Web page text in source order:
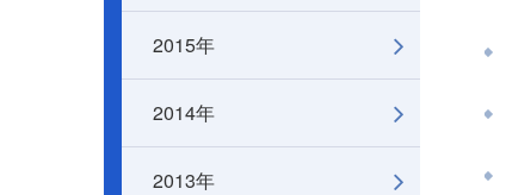
2015年
2014年
2013年